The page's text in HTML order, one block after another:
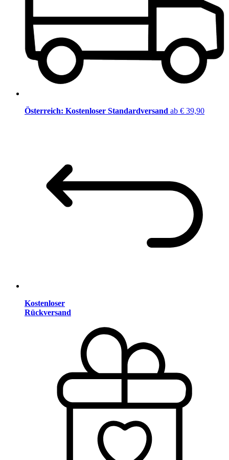
Österreich: Kostenloser Standardversand ab € 39,90
Kostenloser
Rückversand